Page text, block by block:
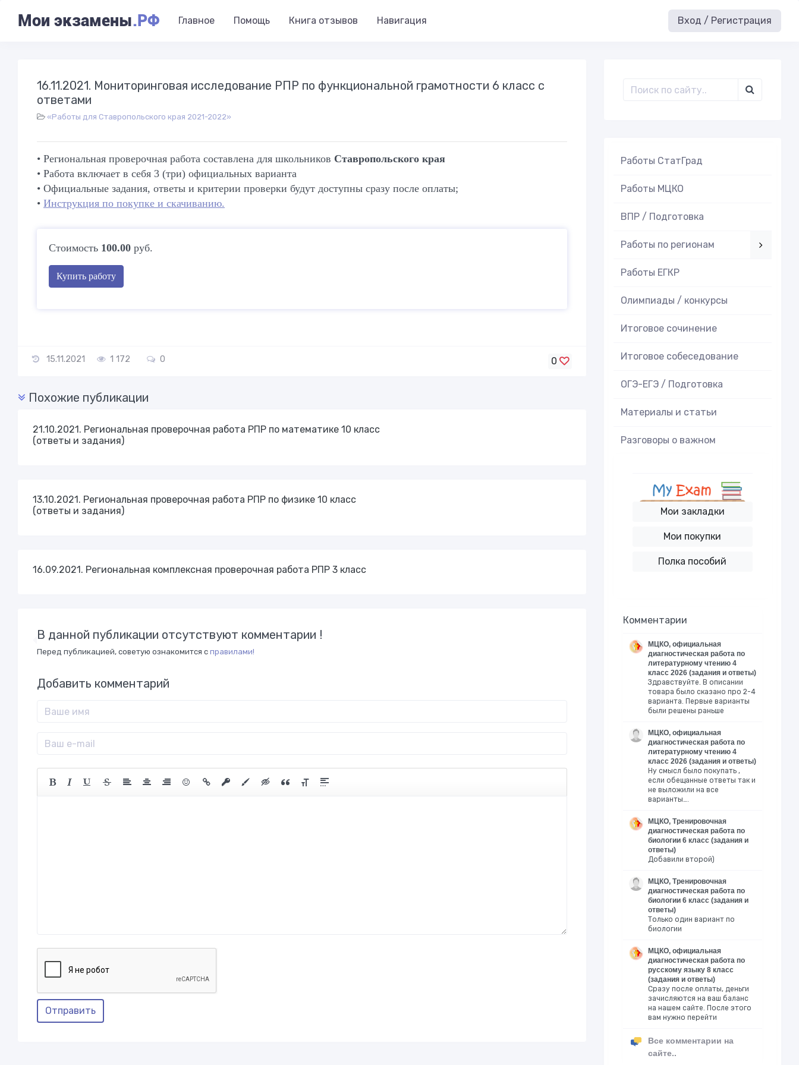
Мои экзамены.РФ Главное Помощь Книга отзывов Навигация Вход / Регистрация
16.11.2021. Мониторинговая исследование РПР по функциональной грамотности 6 класс с
ответами
«Работы для Ставропольского края 2021-2022»
• Региональная проверочная работа составлена для школьников Ставропольского края
• Работа включает в себя 3 (три) официальных варианта
• Официальные задания, ответы и критерии проверки будут доступны сразу после оплаты;
• Инструкция по покупке и скачиванию.
Стоимость 100.00 руб.
Купить работу
15.11.2021 1 172 0 0
Похожие публикации
21.10.2021. Региональная проверочная работа РПР по математике 10 класс
(ответы и задания)
13.10.2021. Региональная проверочная работа РПР по физике 10 класс
(ответы и задания)
16.09.2021. Региональная комплексная проверочная работа РПР 3 класс
В данной публикации отсутствуют комментарии !
Перед публикацией, советую ознакомится с правилами!
Добавить комментарий
Отправить
Работы СтатГрад
Работы МЦКО
ВПР / Подготовка
Работы по регионам
Работы ЕГКР
Олимпиады / конкурсы
Итоговое cочинение
Итоговое cобеседование
ОГЭ-ЕГЭ / Подготовка
Материалы и статьи
Разговоры о важном
Мои закладки
Мои покупки
Полка пособий
Комментарии
МЦКО, официальная
диагностическая работа по
литературному чтению 4
класс 2026 (задания и ответы)
Здравствуйте. В описании
товара было сказано про 2-4
варианта. Первые варианты
были решены раньше
МЦКО, официальная
диагностическая работа по
литературному чтению 4
класс 2026 (задания и ответы)
Ну смысл было покупать ,
если обещанные ответы так и
не выложили на все
варианты….
МЦКО, Тренировочная
диагностическая работа по
биологии 6 класс (задания и
ответы)
Добавили второй)
МЦКО, Тренировочная
диагностическая работа по
биологии 6 класс (задания и
ответы)
Только один вариант по
биологии
МЦКО, официальная
диагностическая работа по
русскому языку 8 класс
(задания и ответы)
Сразу после оплаты, деньги
зачисляются на ваш баланс
на нашем сайте. После этого
вам нужно перейти
Все комментарии на
сайте..